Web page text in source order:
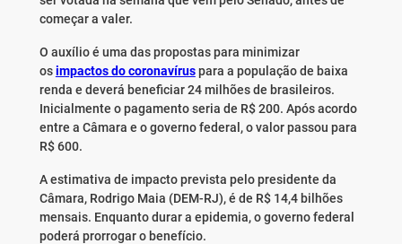
começar a valer.
O auxílio é uma das propostas para minimizar
osimpactos do coronavíruspara a população de baixa
renda e deverá beneficiar 24 milhões de brasileiros.
Inicialmente o pagamento seria de R$ 200. Após acordo
entre a Câmara e o governo federal, o valor passou para
R$ 600.
A estimativa de impacto prevista pelo presidente da
Câmara, Rodrigo Maia (DEM-RJ), é de R$ 14,4 bilhões
mensais. Enquanto durar a epidemia, o governo federal
poderá prorrogar o benefício.